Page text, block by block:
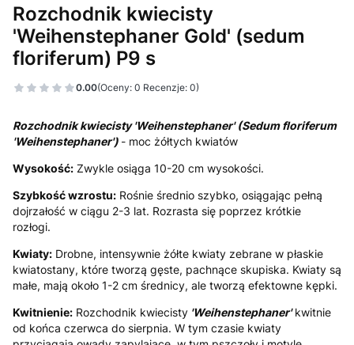
Rozchodnik kwiecisty
'Weihenstephaner Gold' (sedum
floriferum) P9 s
0.00(Oceny: 0 Recenzje: 0)
Rozchodnik kwiecisty 'Weihenstephaner' (Sedum floriferum
'Weihenstephaner') - moc żółtych kwiatów
Wysokość: Zwykle osiąga 10-20 cm wysokości.
Szybkość wzrostu: Rośnie średnio szybko, osiągając pełną
dojrzałość w ciągu 2-3 lat. Rozrasta się poprzez krótkie
rozłogi.
Kwiaty: Drobne, intensywnie żółte kwiaty zebrane w płaskie
kwiatostany, które tworzą gęste, pachnące skupiska. Kwiaty są
małe, mają około 1-2 cm średnicy, ale tworzą efektowne kępki.
Kwitnienie: Rozchodnik kwiecisty 'Weihenstephaner' kwitnie
od końca czerwca do sierpnia. W tym czasie kwiaty